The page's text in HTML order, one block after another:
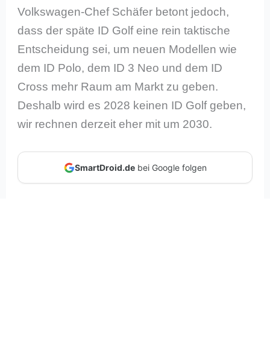
Volkswagen-Chef Schäfer betont jedoch,
dass der späte ID Golf eine rein taktische
Entscheidung sei, um neuen Modellen wie
dem ID Polo, dem ID 3 Neo und dem ID
Cross mehr Raum am Markt zu geben.
Deshalb wird es 2028 keinen ID Golf geben,
wir rechnen derzeit eher mit um 2030.
SmartDroid.debei Google folgen